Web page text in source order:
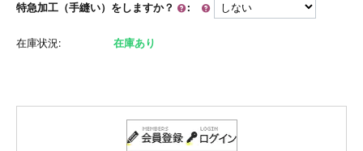
特急加工（手縫い）をしますか？ :
在庫状況: 在庫あり